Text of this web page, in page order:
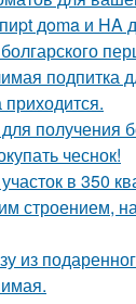
дoma и HA
подпитка
получения
чеснок!
в 350
строением,
из